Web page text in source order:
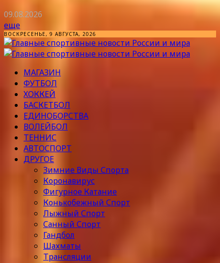
09.08.2026
еще
ВОСКРЕСЕНЬЕ, 9 АВГУСТА, 2026
МАГАЗИН
ФУТБОЛ
ХОККЕЙ
БАСКЕТБОЛ
ЕДИНОБОРСТВА
ВОЛЕЙБОЛ
ТЕННИС
АВТОСПОРТ
ДРУГОЕ
Зимние Виды Спорта
Коронавирус
Фигурное Катание
Конькобежный Спорт
Лыжный Спорт
Санный Спорт
Гандбол
Шахматы
Трансляции